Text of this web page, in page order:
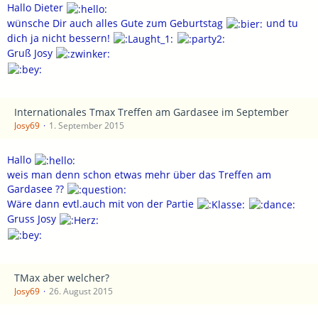
Hallo Dieter
wünsche Dir auch alles Gute zum Geburtstag
und tu
dich ja nicht bessern!
Gruß Josy
Internationales Tmax Treffen am Gardasee im September
Josy69 1. September 2015
Hallo
weis man denn schon etwas mehr über das Treffen am
Gardasee ??
Wäre dann evtl.auch mit von der Partie
Gruss Josy
TMax aber welcher?
Josy69 26. August 2015